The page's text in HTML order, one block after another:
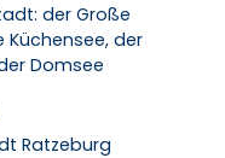
der Große
Küchensee, der
Domsee
Ratzeburg